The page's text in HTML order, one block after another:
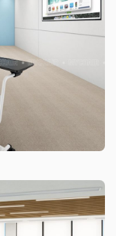
phẩm trong vòng 3
trả sản phẩm
đơn hàng.
chuyển (rách, xước,
đầu, chưa qua sử
phẩm mà chúng tôi
không chọn được
sẽ được hoàn tiền